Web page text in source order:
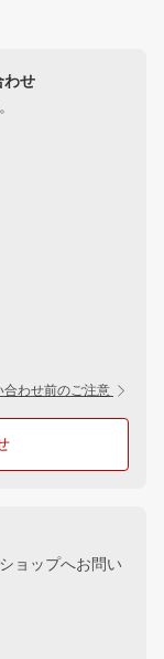
わせ
合わせ前のご注意
ョップへお問い